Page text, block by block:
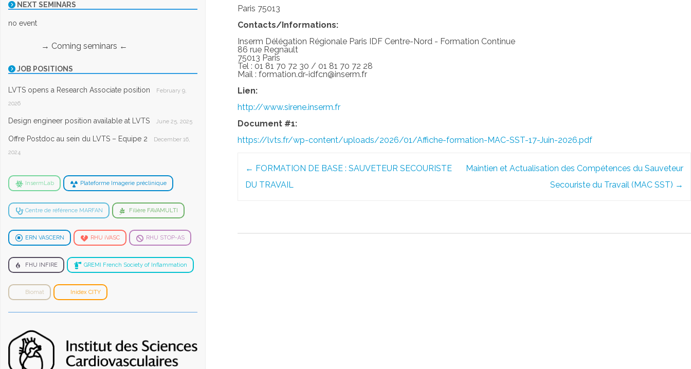
Paris 75013
Contacts/Informations:
Inserm Délégation Régionale Paris IDF Centre-Nord - Formation Continue
86 rue Regnault
75013 Paris
Tel : 01 81 70 72 30 / 01 81 70 72 28
Mail : formation.dr-idfcn@inserm.fr
Lien:
http://www.sirene.inserm.fr
Document #1:
https://lvts.fr/wp-content/uploads/2026/01/Affiche-formation-MAC-SST-17-Juin-2026.pdf
← FORMATION DE BASE : SAUVETEUR SECOURISTE
DU TRAVAIL
Maintien et Actualisation des Compétences du Sauveteur
Secouriste du Travail (MAC SST) →
NEXT SEMINARS
no event
→ Coming seminars ←
JOB POSITIONS
LVTS opens a Research Associate position
February 9,
2026
Design engineer position available at LVTS June 25, 2025
Offre Postdoc au sein du LVTS – Equipe 2
December 16,
2024
InsermLab Plateforme Imagerie préclinique
Centre de référence MARFAN Filière FAVAMULTI
ERN VASCERN RHU iVASC RHU STOP-AS
FHU INFIRE GREMI French Society of Inflammation
Biomat Inidex CITY